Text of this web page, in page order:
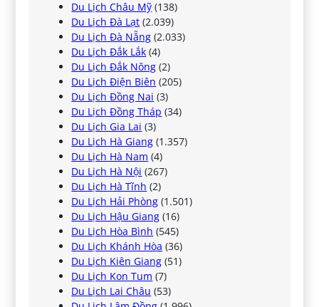
Du Lịch Châu Mỹ (138)
Du Lịch Đà Lạt (2.039)
Du Lịch Đà Nẵng (2.033)
Du Lịch Đắk Lắk (4)
Du Lịch Đắk Nông (2)
Du Lịch Điện Biên (205)
Du Lịch Đồng Nai (3)
Du Lịch Đồng Tháp (34)
Du Lịch Gia Lai (3)
Du Lịch Hà Giang (1.357)
Du Lịch Hà Nam (4)
Du Lịch Hà Nội (267)
Du Lịch Hà Tĩnh (2)
Du Lịch Hải Phòng (1.501)
Du Lịch Hậu Giang (16)
Du Lịch Hòa Bình (545)
Du Lịch Khánh Hòa (36)
Du Lịch Kiên Giang (51)
Du Lịch Kon Tum (7)
Du Lịch Lai Châu (53)